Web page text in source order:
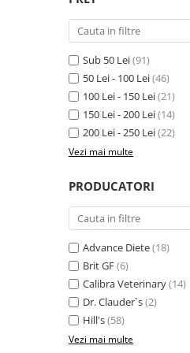
Antiparazitare interne si externe
Diverse caini
Suplimente nutritive, vitamine
Lapte Caini
Hrana economica caini
Castroane si boluri pentru apa si
Custi transport - Caini
Hamuri, Lese si Zgarzi
Jucarii caini
Paturi, perne si cosuri pentru caini
Igiena si ingrijire caini
Antiparazitare interne si externe
Diverse pisici
Suplimente nutritive, vitamine
Igiena si ingrijire pisici
Asternut litiera / Nisip / Silicat
Igiena Interior
Igiena Pisici
Perii si descalcitoare pisici
Sampoane si Balsamuri
Solutii Atractante si repelente
Accesorii Pisici
Ansambluri de joaca, sisaluri
Castroane si boluri pentru apa si
Sub 50 Lei(91)
50 Lei - 100 Lei(46)
100 Lei - 150 Lei(21)
150 Lei - 200 Lei(14)
200 Lei - 250 Lei(22)
Vezi mai multe
PRODUCATORI
Advance Diete(18)
Brit GF(6)
Calibra Veterinary(14)
Dr. Clauder`s(2)
Hill's(58)
Vezi mai multe